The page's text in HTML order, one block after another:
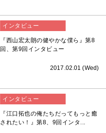
インタビュー
『西山宏太朗の健やかな僕ら』第8
回、第9回インタビュー
2017.02.01 (Wed)
インタビュー
『江口拓也の俺たちだってもっと癒
されたい！』第8、9回インタ...